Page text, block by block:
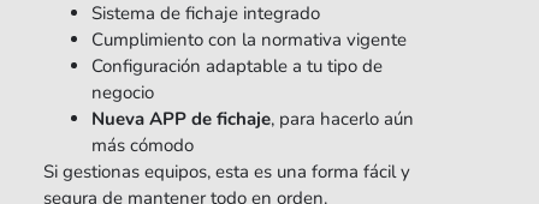
Sistema de fichaje integrado
Cumplimiento con la normativa vigente
Configuración adaptable a tu tipo de
negocio
Nueva APP de fichaje, para hacerlo aún
más cómodo
Si gestionas equipos, esta es una forma fácil y
segura de mantener todo en orden.